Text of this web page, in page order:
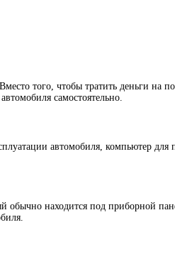
того, чтобы тратить деньги на
самостоятельно.
автомобиля, компьютер
находится под приборной